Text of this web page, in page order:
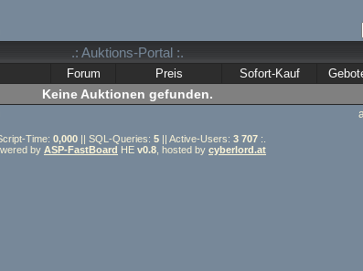
.: Auktions-Portal :.
Forum Preis Sofort-Kauf
Keine Auktionen gefunden.
Time: 0,000 || SQL-Queries: 5 || Active-Users: 3 707 :.
by ASP-FastBoard HE v0.8 , hosted by cyberlord.at